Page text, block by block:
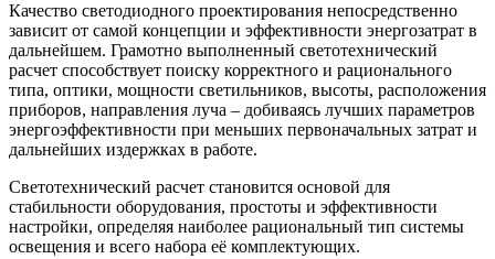
Качество светодиодного проектирования непосредственно
зависит от самой концепции и эффективности энергозатрат в
дальнейшем. Грамотно выполненный светотехнический
расчет способствует поиску корректного и рационального
типа, оптики, мощности светильников, высоты, расположения
приборов, направления луча – добиваясь лучших параметров
энергоэффективности при меньших первоначальных затрат и
дальнейших издержках в работе.
Светотехнический расчет становится основой для
стабильности оборудования, простоты и эффективности
настройки, определяя наиболее рациональный тип системы
освещения и всего набора её комплектующих.